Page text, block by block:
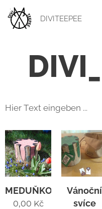
DIVITEEPEE
Hier Text eingeben ...
MEDUŇKOVÁ
0,00 Kč
Vánoční
svíce